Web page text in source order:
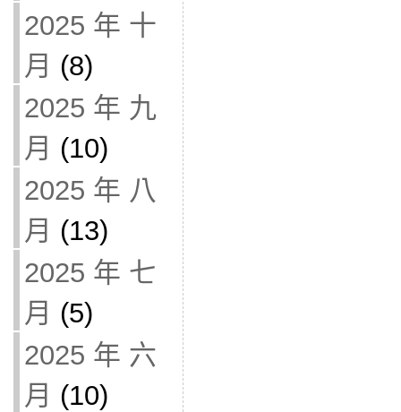
2025 年 十
月 (8)
2025 年 九
月 (10)
2025 年 八
月 (13)
2025 年 七
月 (5)
2025 年 六
月 (10)